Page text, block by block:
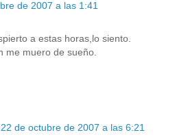
de 2007 a las 1:41
a estas horas,lo siento.
me muero de sueño.
22 de octubre de 2007 a las 6:21